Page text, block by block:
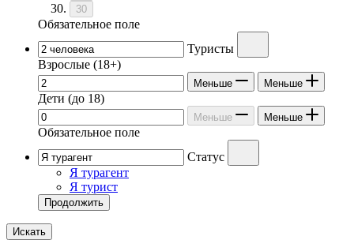
30
Обязательное поле
Туристы
Взрослые (18+)
Меньше Меньше
Дети (до 18)
Меньше Меньше
Обязательное поле
Статус
Я турагент
Я турист
Продолжить
Искать